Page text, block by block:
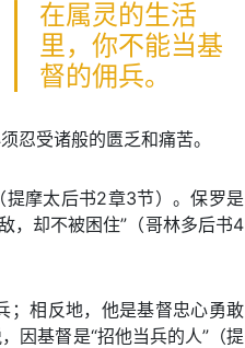
在属灵的生活
里，你不能当基
督的佣兵。
忍受诸般的匮乏和痛苦。
提摩太后书2章3节）。保罗是
，却不被困住”（哥林多后书4
；相反地，他是基督忠心勇敢
因基督是“招他当兵的人”（提